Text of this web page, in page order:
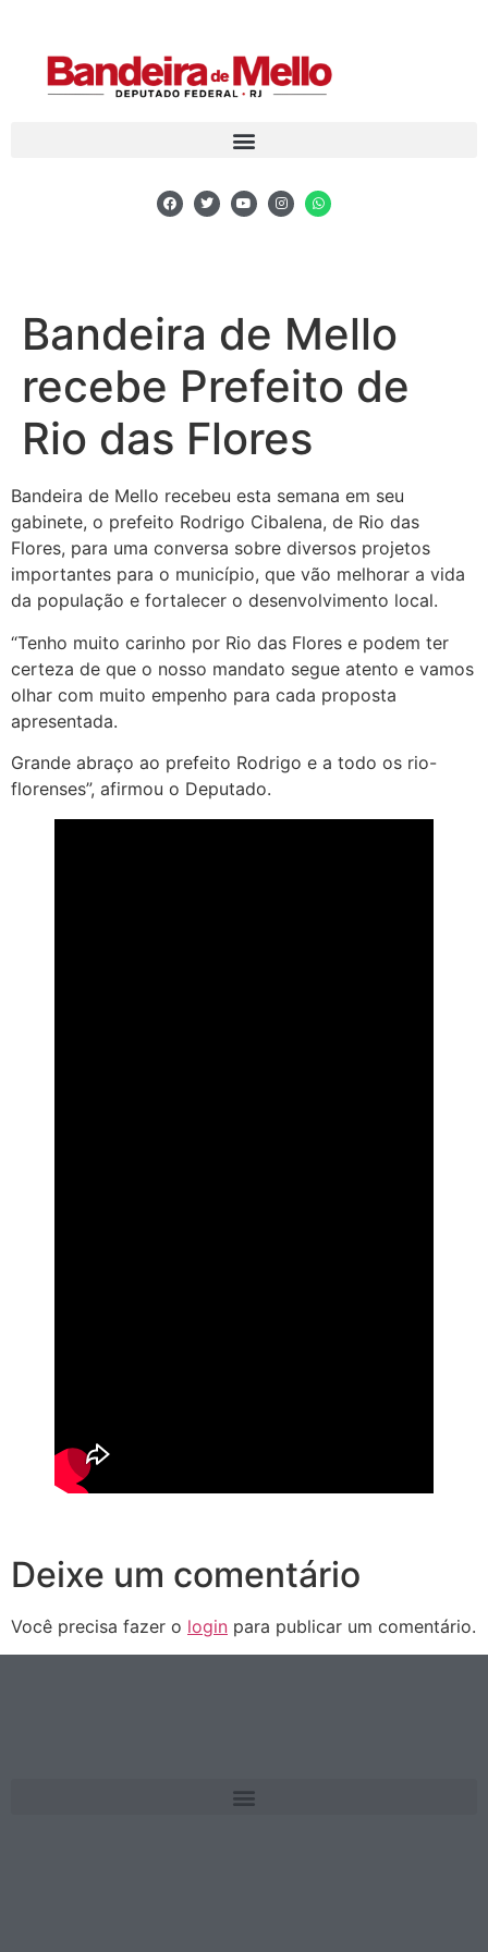
Bandeira de Mello
recebe Prefeito de
Rio das Flores
Bandeira de Mello recebeu esta semana em seu
gabinete, o prefeito Rodrigo Cibalena, de Rio das
Flores, para uma conversa sobre diversos projetos
importantes para o município, que vão melhorar a vida
da população e fortalecer o desenvolvimento local.
“Tenho muito carinho por Rio das Flores e podem ter
certeza de que o nosso mandato segue atento e vamos
olhar com muito empenho para cada proposta
apresentada.
Grande abraço ao prefeito Rodrigo e a todo os rio-
florenses”, afirmou o Deputado.
Deixe um comentário
Você precisa fazer o login para publicar um comentário.